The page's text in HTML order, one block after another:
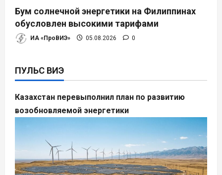
Бум солнечной энергетики на Филиппинах
обусловлен высокими тарифами
ИА «ПроВИЭ» 05.08.2026 0
ПУЛЬС ВИЭ
Казахстан перевыполнил план по развитию
возобновляемой энергетики